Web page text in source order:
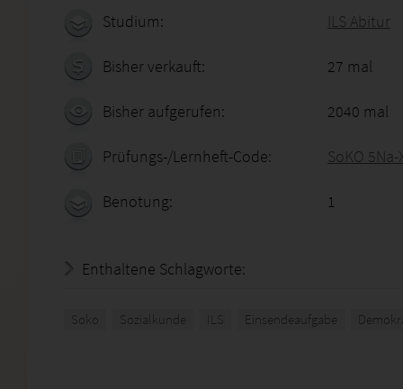
Studium: ILS Abitur
Bisher verkauft: 27 mal
Bisher aufgerufen: 2040 mal
Prüfungs-/Lernheft-Code: SoKO 5Na-
Benotung: 1
Enthaltene Schlagworte:
Soko Sozialkunde ILS Einsendeaufgabe